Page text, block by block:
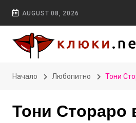
AUGUST 08, 2026
Начало Любопитно Тони
Тони Стораро